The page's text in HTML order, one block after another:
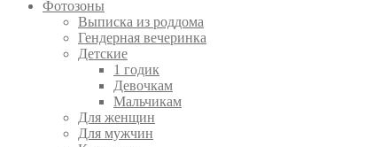
Фотозоны
Выписка из роддома
Гендерная вечеринка
Детские
1 годик
Девочкам
Мальчикам
Для женщин
Для мужчин